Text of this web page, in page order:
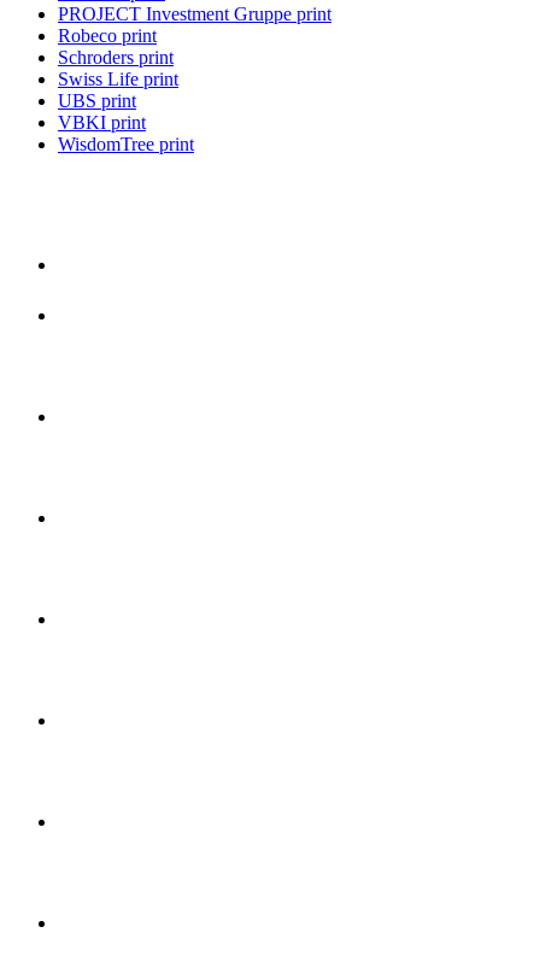
PROJECT Investment Gruppe print
Robeco print
Schroders print
Swiss Life print
UBS print
VBKI print
WisdomTree print